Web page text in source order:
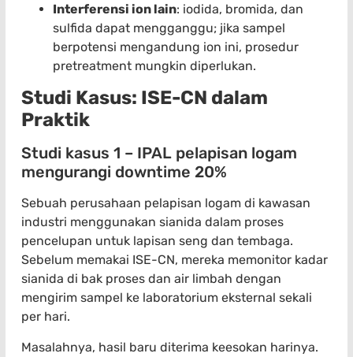
Interferensi ion lain: iodida, bromida, dan
sulfida dapat mengganggu; jika sampel
berpotensi mengandung ion ini, prosedur
pretreatment mungkin diperlukan.
Studi Kasus: ISE-CN dalam
Praktik
Studi kasus 1 – IPAL pelapisan logam
mengurangi downtime 20%
Sebuah perusahaan pelapisan logam di kawasan
industri menggunakan sianida dalam proses
pencelupan untuk lapisan seng dan tembaga.
Sebelum memakai ISE-CN, mereka memonitor kadar
sianida di bak proses dan air limbah dengan
mengirim sampel ke laboratorium eksternal sekali
per hari.
Masalahnya, hasil baru diterima keesokan harinya.